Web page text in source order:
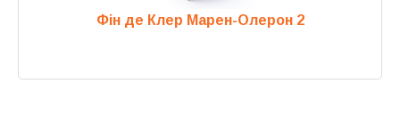
Фін де Клер Марен-Олерон 2